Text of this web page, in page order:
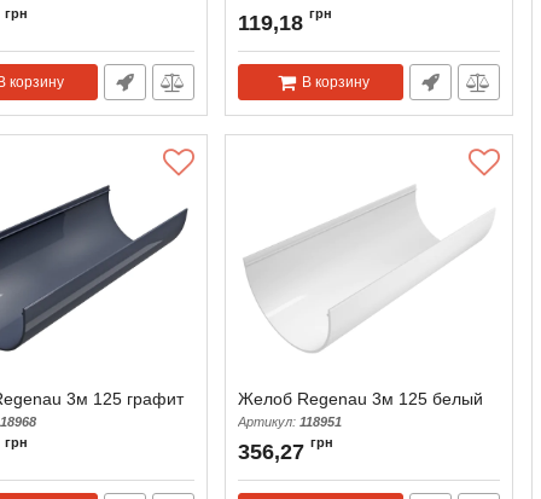
грн
корзину
118971
119,18 грн
В корзину
3м 125 графит
грн
Желоб Regenau 3м 125 белый
Артикул: 118951
356,27 грн